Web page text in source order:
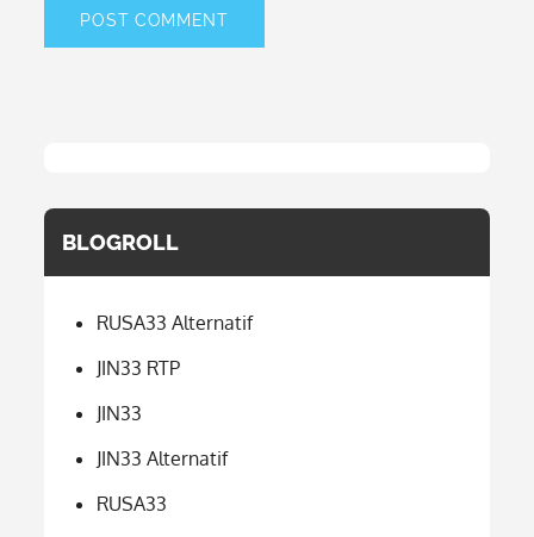
BLOGROLL
RUSA33 Alternatif
JIN33 RTP
JIN33
JIN33 Alternatif
RUSA33